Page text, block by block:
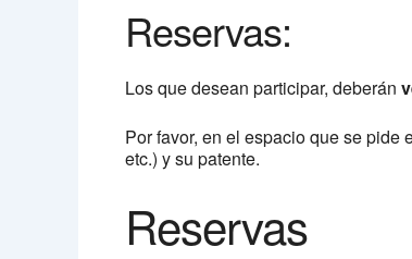
Reservas:
Los que desean participar, deberán
Por favor, en el espacio que se
etc.) y su patente.
Reservas